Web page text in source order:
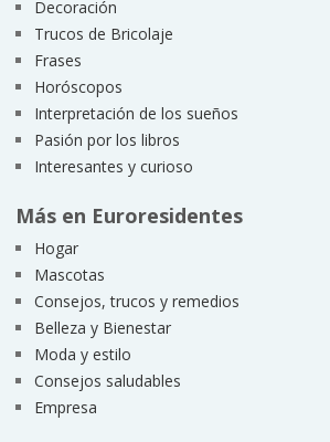
Decoración
Trucos de Bricolaje
Frases
Horóscopos
Interpretación de los sueños
Pasión por los libros
Interesantes y curioso
Más en Euroresidentes
Hogar
Mascotas
Consejos, trucos y remedios
Belleza y Bienestar
Moda y estilo
Consejos saludables
Empresa